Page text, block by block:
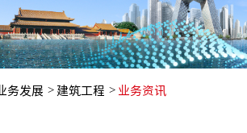
集团简
领导团
历史沿
务发展 建筑工程 业务资讯